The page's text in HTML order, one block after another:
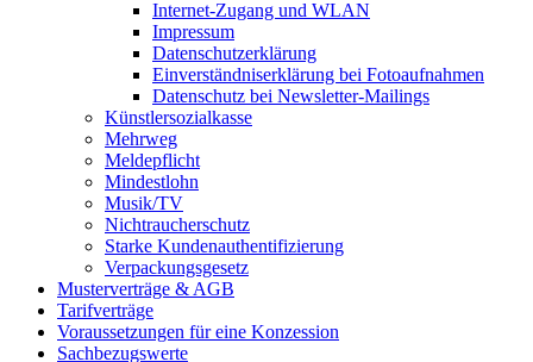
Internet-Zugang und WLAN
Impressum
Datenschutzerklärung
Einverständniserklärung bei Fotoaufnahmen
Datenschutz bei Newsletter-Mailings
Künstlersozialkasse
Mehrweg
Meldepflicht
Mindestlohn
Musik/TV
Nichtraucherschutz
Starke Kundenauthentifizierung
Verpackungsgesetz
Musterverträge & AGB
Tarifverträge
Voraussetzungen für eine Konzession
Sachbezugswerte